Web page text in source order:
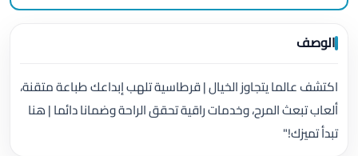
الوصف
اكتشف عالما يتجاوز الخيال | قرطاسية تلهب إبداعك طباعة متقنة،
ألعاب تبعث المرح، وخدمات راقية تحقق الراحة وضمانا دائما | هنا
تبدأ تميزك!"